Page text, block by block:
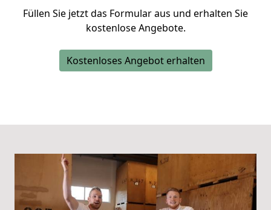
Füllen Sie jetzt das Formular aus und erhalten Sie
kostenlose Angebote.
Kostenloses Angebot erhalten